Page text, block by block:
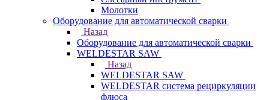
Молотки
Оборудование для автоматической сварки
Назад
Оборудование для автоматической сварки
WELDESTAR SAW
Назад
WELDESTAR SAW
WELDESTAR система рециркуляции
флюса